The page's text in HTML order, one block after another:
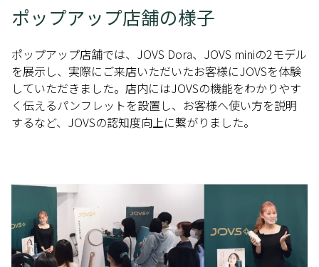
ポップアップ店舗の様子
ポップアップ店舗では、JOVS Dora、JOVS miniの2モデル
を展示し、実際にご来店いただいたお客様にJOVSを体験
していただきました。店内にはJOVSの機能をわかりやす
く伝えるパンフレットを設置し、お客様へ使い方を説明
するなど、JOVSの認知度向上に繋がりました。